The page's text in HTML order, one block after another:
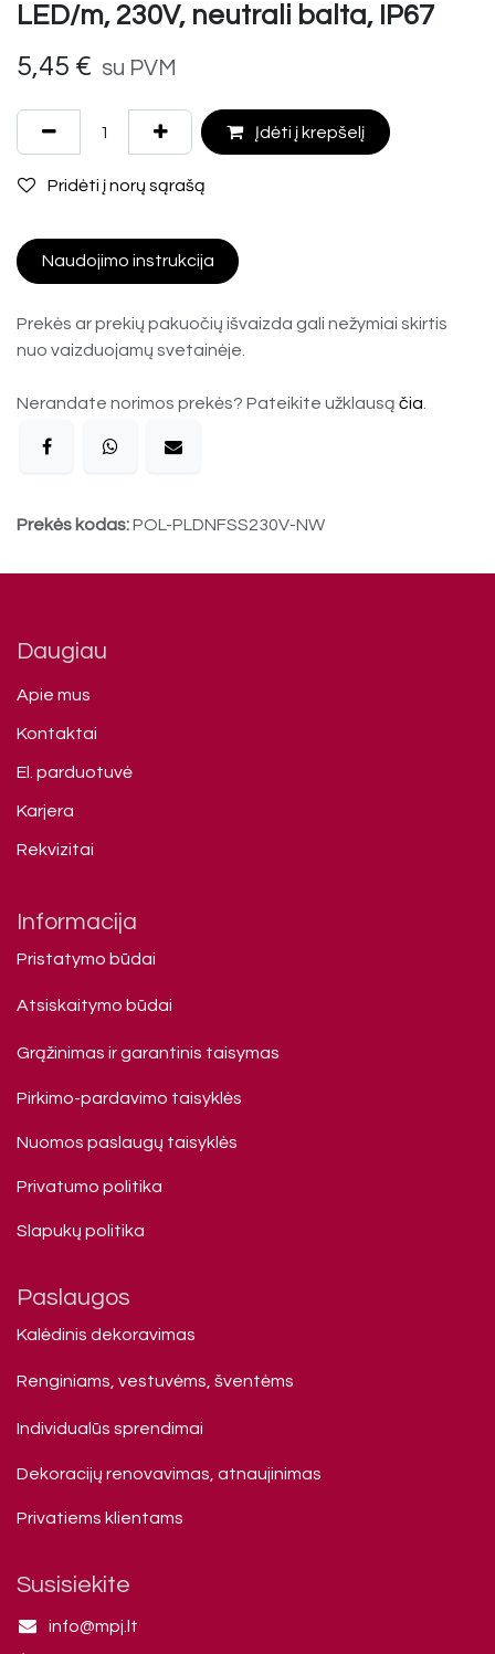
LED/m, 230V, neutrali balta, IP67
5,45 € su PVM
Įdėti į krepšelį
Pridėti į norų sąrašą
Naudojimo instrukcija
Prekės ar prekių pakuočių išvaizda gali nežymiai skirtis
nuo vaizduojamų svetainėje.
Nerandate norimos prekės? Pateikite užklausą čia
Prekės kodas:POL-PLDNFSS230V-NW
Daugiau
Apie mus
Kontaktai
El. parduotuvė
Karjera
Rekvizitai
Informacija
Pristatymo būdai
Atsiskaitymo būdai
Grąžinimas ir garantinis taisymas
Pirkimo-pardavimo taisyklės
Nuomos paslaugų taisyklės
Privatumo politika
Slapukų politika
Paslaugos
Kalėdinis dekoravimas
Renginiams, vestuvėms, šventėms
Individualūs sprendimai
Dekoracijų renovavimas, atnaujinimas
Privatiems klienta​ms
Susisiekite
info@mpj.lt